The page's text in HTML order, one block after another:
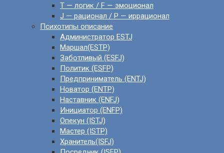
T — логик / F — эмоционал
J — рационал / P — иррационал
Психотипы описание
Администратор ESTJ
Маршал(ESTP)
Заботливый (ESFJ)
Политик (ESFP)
Предприниматель (ENTJ)
Новатор (ENTP)
Наставник (ENFJ)
Инициатор (ENFP)
Опекун (ISTJ)
Мастер (ISTP)
Хранитель(ISFJ)